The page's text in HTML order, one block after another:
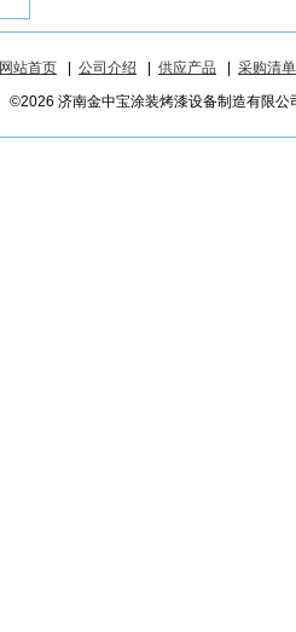
网站首页 公司介绍 供应产品
采购清单
©2026 济南金中宝涂装烤漆设备制造有限